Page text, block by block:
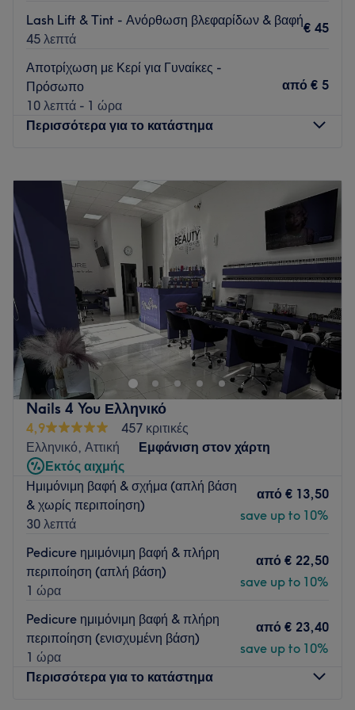
Lash Lift & Tint - Ανόρθωση βλεφαρίδων & βαφή
45 λεπτά
€ 45
Αποτρίχωση με Κερί για Γυναίκες -
Πρόσωπο
10 λεπτά - 1 ώρα
από € 5
Περισσότερα για το κατάστημα
Τρίτη
Τετάρτη
10:00–21:00
Πέμπτη
Παρασκευή
10:00 –21:00
Σάββατο
10:00–17:00
Κυριακή
Κλειστό
Η τέχνη μου⭐️Ημιμόνιμο Τατουάζ Φρυδιών Χειλιών και
Eyeliner ⭐️Lash lift ⭐️Brow lamination⭐️Phi academy
⭐️Φυσικά αποτελέσματα⭐️Κλείστε δωρεάν συμβουλευτικό
ραντεβού⭐️
📍Θράκης 23,Ελληνικό
Go to venue
Nails 4 You Ελληνικό
4,9
457 κριτικές
Ελληνικό, Αττική
Εμφάνιση στον χάρτη
Εκτός αιχμής
Ημιμόνιμη βαφή & σχήμα (απλή βάση
& χωρίς περιποίηση)
30 λεπτά
από € 13,50
save up to 10%
Pedicure ημιμόνιμη βαφή & πλήρη
περιποίηση (απλή βάση)
1 ώρα
από € 22,50
save up to 10%
Pedicure ημιμόνιμη βαφή & πλήρη
περιποίηση (ενισχυμένη βάση)
1 ώρα
από € 23,40
save up to 10%
Περισσότερα για το κατάστημα